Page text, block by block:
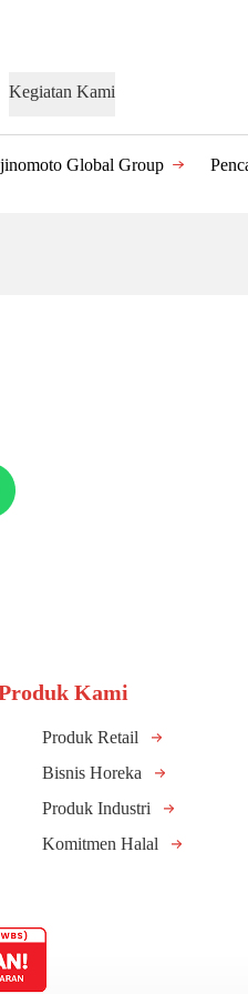
Kegiatan Kami
Global Group
Kami
Produk Retail
Bisnis Horeka
Produk Industri
Komitmen Halal